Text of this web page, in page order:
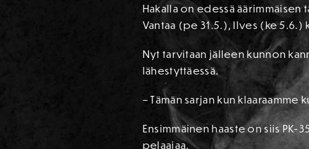
Hakalla on edessä äärimmäisen
Vantaa (pe 31.5.), Ilves (ke 5.6.)
Nyt tarvitaan jälleen kunnon
lähestyttäessä.
– Tämän sarjan kun
Ensimmäinen haaste on siis PK-
pelaajaa.